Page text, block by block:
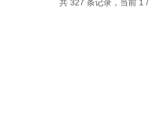
共 327 条记录，当前